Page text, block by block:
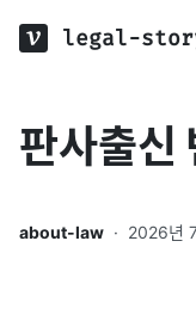
legal-
판사출신
about-law · 2026년